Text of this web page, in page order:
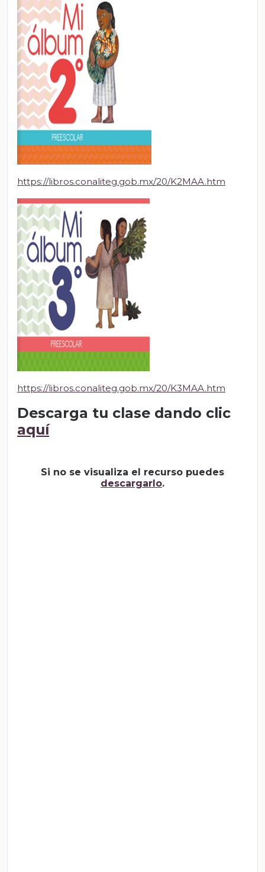
https://libros.conaliteg.gob.mx/20/K2MAA.htm
https://libros.conaliteg.gob.mx/20/K3MAA.htm
Descarga tu clase dando clic
aquí
Si no se visualiza el recurso puedes
descargarlo.